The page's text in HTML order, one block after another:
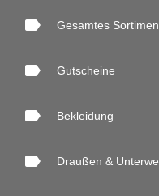
label Gesamtes
label Gutscheine
label Bekleidung
label Draußen &